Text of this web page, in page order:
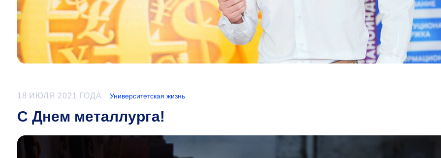
18 ИЮЛЯ 2021 ГОДА Университетская жизнь
С Днем металлурга!